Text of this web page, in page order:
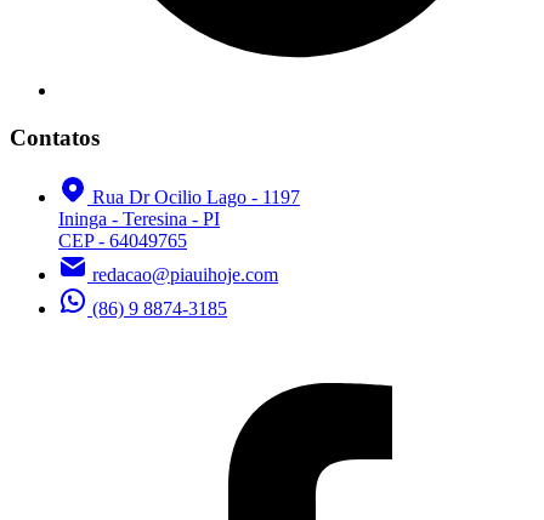
Contatos
Rua Dr Ocilio Lago - 1197
Ininga - Teresina - PI
CEP - 64049765
redacao@piauihoje.com
(86) 9 8874-3185